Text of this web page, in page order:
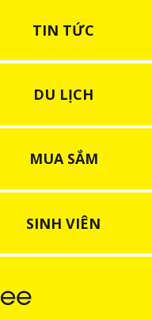
TIN TỨC
DU LỊCH
MUA SẮM
SINH VIÊN